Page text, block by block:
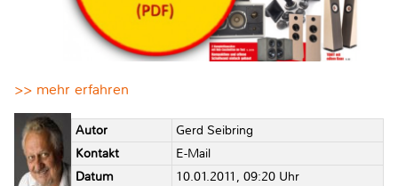
>> mehr erfahren
Autor
Gerd Seibring
Kontakt
E-Mail
Datum
10.01.2011, 09:20 Uhr